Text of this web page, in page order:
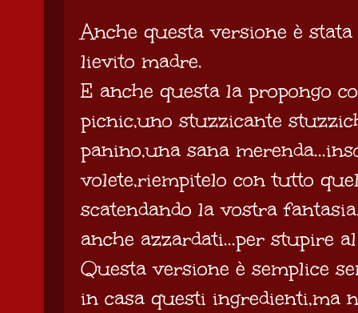
Anche questa versione è
lievito madre.
E anche questa la propongo
picnic,uno stuzzicante
panino,una sana
volete,riempitelo con tutto
scatendando la vostra
anche azzardati...per stupire
Questa versione è semplice
in casa questi ingredienti,ma